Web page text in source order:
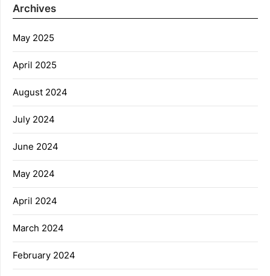
Archives
May 2025
April 2025
August 2024
July 2024
June 2024
May 2024
April 2024
March 2024
February 2024